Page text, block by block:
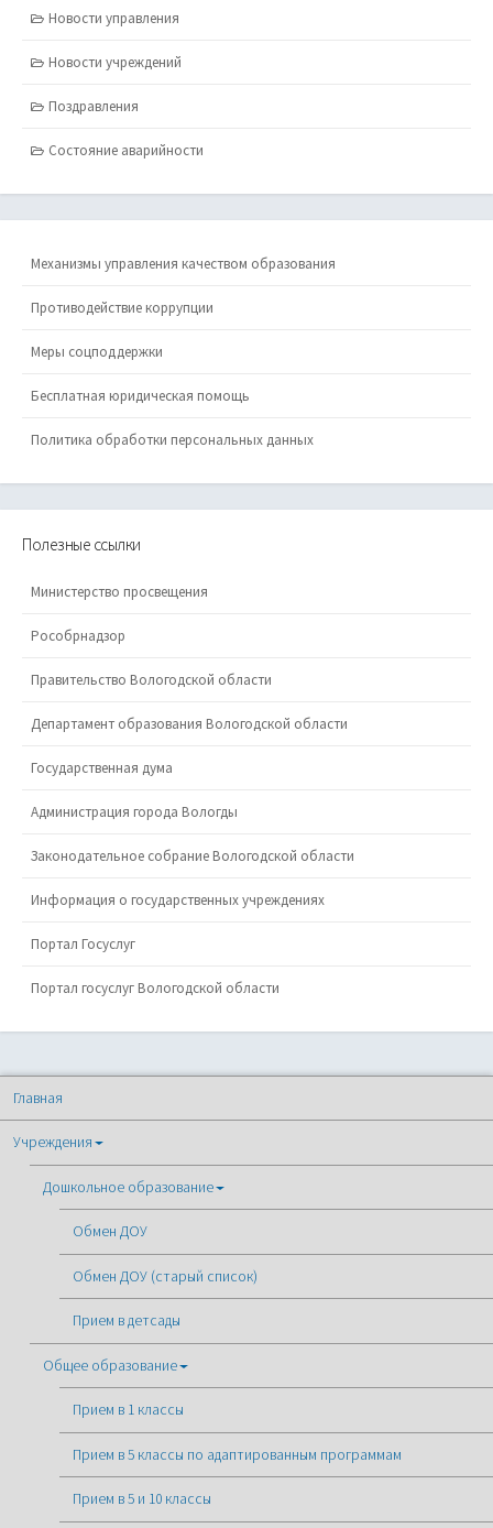
Новости управления
Новости учреждений
Поздравления
Состояние аварийности
Механизмы управления качеством образования
Противодействие коррупции
Меры соцподдержки
Бесплатная юридическая помощь
Политика обработки персональных данных
Полезные ссылки
Министерство просвещения
Рособрнадзор
Правительство Вологодской области
Департамент образования Вологодской области
Государственная дума
Администрация города Вологды
Законодательное собрание Вологодской области
Информация о государственных учреждениях
Портал Госуслуг
Портал госуслуг Вологодской области
Главная
Учреждения
Дошкольное образование
Обмен ДОУ
Обмен ДОУ (старый список)
Прием в детсады
Общее образование
Прием в 1 классы
Прием в 5 классы по адаптированным программам
Прием в 5 и 10 классы